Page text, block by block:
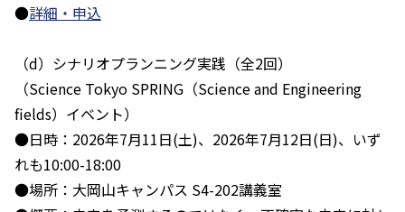
●詳細・申込
（d）シナリオプランニング実践（全2回）
（Science Tokyo SPRING（Science and Engineering
fields）イベント）
●日時：2026年7月11日(土)、2026年7月12日(日)、いず
れも10:00-18:00
●場所：大岡山キャンパス S4-202講義室